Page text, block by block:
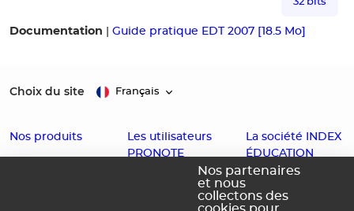
32 bits
Documentation Guide pratique EDT 2007 [18.5 Mo]
Choix du site Français
Nos produits
Les utilisateurs
PRONOTE
Enseignants
La société INDEX
ÉDUCATION
Histoire
Nos partenaires
et nous
collectons des